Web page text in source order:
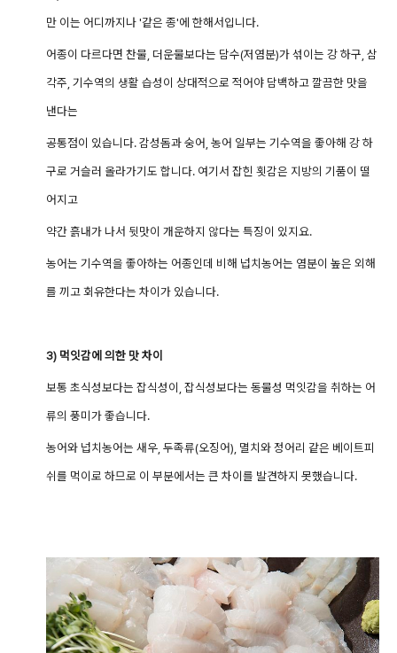
만 이는 어디까지나 '같은 종'에 한해서입니다.
어종이 다르다면 찬물, 더운물보다는 담수(저염분)가 섞이는 강 하구, 삼
각주, 기수역의 생활 습성이 상대적으로 적어야 담백하고 깔끔한 맛을
낸다는
공통점이 있습니다. 감성돔과 숭어, 농어 일부는 기수역을 좋아해 강 하
구로 거슬러 올라가기도 합니다. 여기서 잡힌 횟감은 지방의 기품이 떨
어지고
약간 흙내가 나서 뒷맛이 개운하지 않다는 특징이 있지요.
농어는 기수역을 좋아하는 어종인데 비해 넙치농어는 염분이 높은 외해
를 끼고 회유한다는 차이가 있습니다.
3) 먹잇감에 의한 맛 차이
보통 초식성보다는 잡식성이, 잡식성보다는 동물성 먹잇감을 취하는 어
류의 풍미가 좋습니다.
농어와 넙치농어는 새우, 두족류(오징어), 멸치와 정어리 같은 베이트피
쉬를 먹이로 하므로 이 부분에서는 큰 차이를 발견하지 못했습니다.